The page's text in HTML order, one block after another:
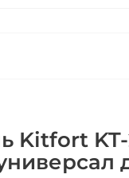
Kitfort KT-